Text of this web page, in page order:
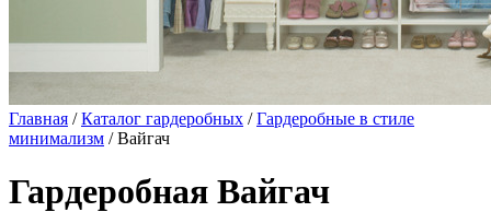
Главная /Каталог гардеробных /Гардеробные в стиле
минимализм / Вайгач
Гардеробная Вайгач